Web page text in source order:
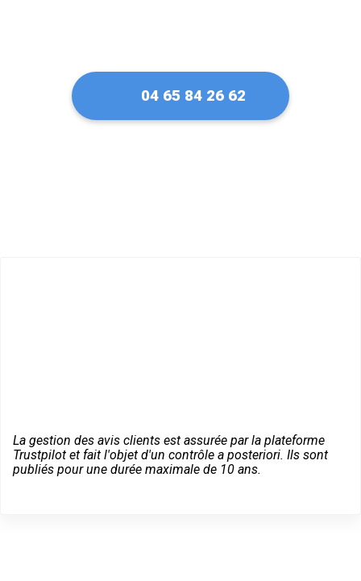
04 65 84 26 62
La gestion des avis clients est assurée par la plateforme
Trustpilot et fait l'objet d'un contrôle a posteriori. Ils sont
publiés pour une durée maximale de 10 ans.